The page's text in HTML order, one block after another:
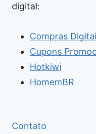
digital:
Compras
Cupons
Hotkiwi
HomemBR
Contato